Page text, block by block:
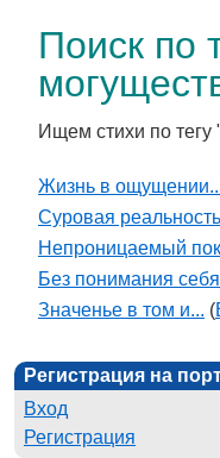
Поиск по
Ищем стихи по тегу
Жизнь в
Суровая
Непроницаемый
Без понимания
Значенье в том и... (
Регистрация на
Вход
Регистрация